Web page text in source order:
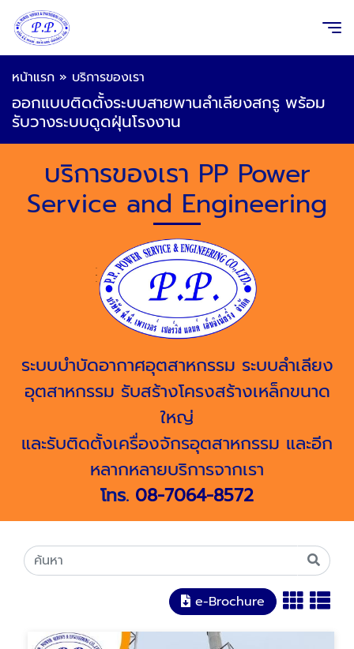
หน้าแรก » บริการของเรา
ออกแบบติดตั้งระบบสายพานลำเลียงสกรู พร้อม
รับวางระบบดูดฝุ่นโรงงาน
บริการของเรา PP Power
Service and Engineering
ระบบบำบัดอากาศอุตสาหกรรม ระบบลำเลียง
อุตสาหกรรม รับสร้างโครงสร้างเหล็กขนาด
ใหญ่
และรับติดตั้งเครื่องจักรอุตสาหกรรม และอีก
หลากหลายบริการจากเรา
โทร. 08-7064-8572
e-Brochure